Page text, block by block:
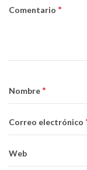
Comentario *
Nombre *
Correo electrónico
Web